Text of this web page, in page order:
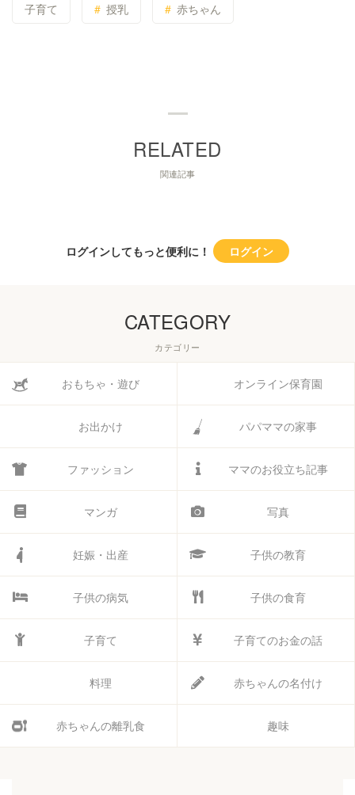
子育て 授乳 赤ちゃん
関連記事
ログインしてもっと便利に！ ログイン
CATEGORY
カテゴリー
おもちゃ・遊び オンライン保育園
お出かけ パパママの家事
ファッション ママのお役立ち記事
マンガ 写真
妊娠・出産 子供の教育
子供の病気 子供の食育
子育て 子育てのお金の話
料理 赤ちゃんの名付け
赤ちゃんの離乳食 趣味